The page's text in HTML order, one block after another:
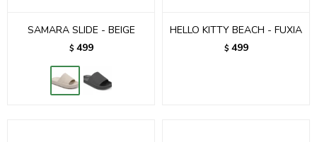
SAMARA SLIDE - BEIGE
$ 499
HELLO KITTY BEACH - FUXIA
$ 499